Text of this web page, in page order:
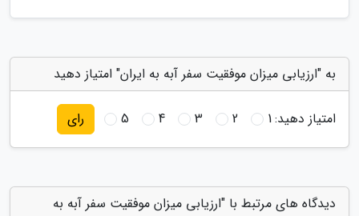
به "ارزیابی میزان موفقیت سفر آبه به ایران" امتیاز دهید
امتیاز دهید:1
2
3
4
5 رای
دیدگاه های مرتبط با "ارزیابی میزان موفقیت سفر آبه به